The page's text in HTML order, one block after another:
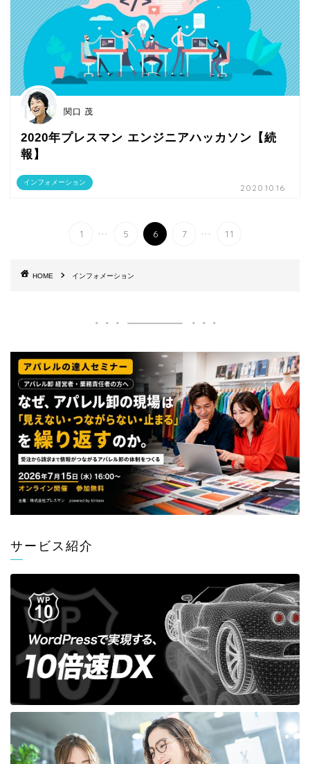
インフォメーション
関口 茂
2020年プレスマン エンジニアハッカソン【続
報】
2020.10.16
1 ... 5 6 7 ... 11
HOME インフォメーション
サービス紹介